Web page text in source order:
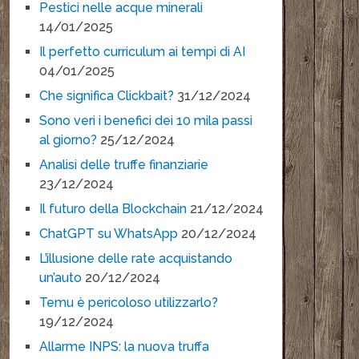
Pestici nelle acque minerali
14/01/2025
Il perfetto curriculum ai tempi di AI
04/01/2025
Che significa Clickbait? 31/12/2024
Sono veri i benefici dei 10 mila passi
al giorno? 25/12/2024
Analisi delle truffe finanziarie
23/12/2024
Il futuro della Blockchain 21/12/2024
ChatGPT su WhatsApp 20/12/2024
L’illusione delle rate acquistando
un’auto 20/12/2024
Temu è pericoloso utilizzarlo?
19/12/2024
Allarme INPS: la nuova truffa